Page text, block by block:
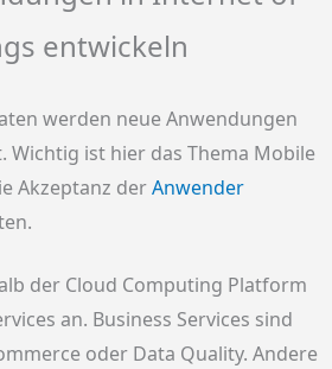
entwickeln
werden neue Anwendungen
Wichtig ist hier das Thema Mobile
Akzeptanz derAnwender
der Cloud Computing Platform
an. Business Services sind
oder Data Quality. Andere